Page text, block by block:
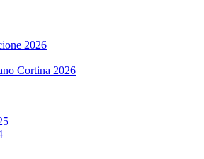
2026
Cortina 2026